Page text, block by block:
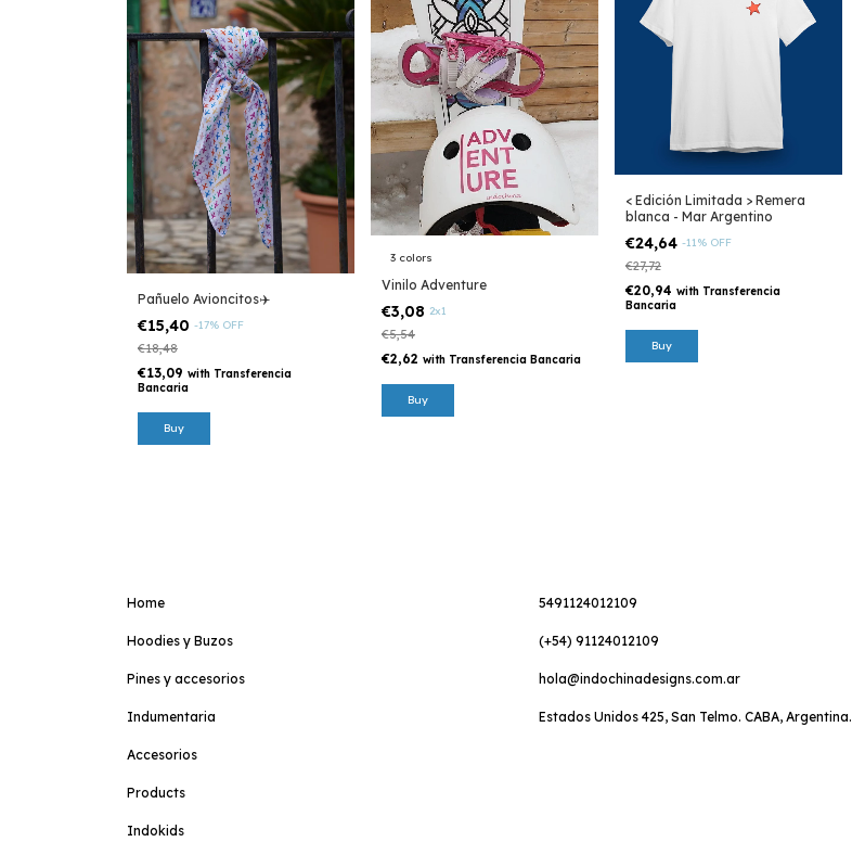
Pañuelo Avioncitos✈️
€15,40 -17% OFF
€18,48
€13,09 with Transferencia
Bancaria
3 colors
Vinilo Adventure
€3,08 2x1
€5,54
€2,62 with Transferencia Bancaria
Buy
< Edición Limitada > Remera
blanca - Mar Argentino
€24,64 -11% OFF
€27,72
€20,94 with Transferencia
Bancaria
Buy
Home
Hoodies y Buzos
Pines y accesorios
Indumentaria
Accesorios
Products
Indokids
5491124012109
(+54) 91124012109
hola@indochinadesigns.com.ar
Estados Unidos 425, San Telmo. CABA, Argentina.